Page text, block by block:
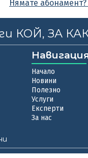
Нямате
КОЙ, ЗА
Начало
Новини
Полезно
Услуги
Експерти
За нас